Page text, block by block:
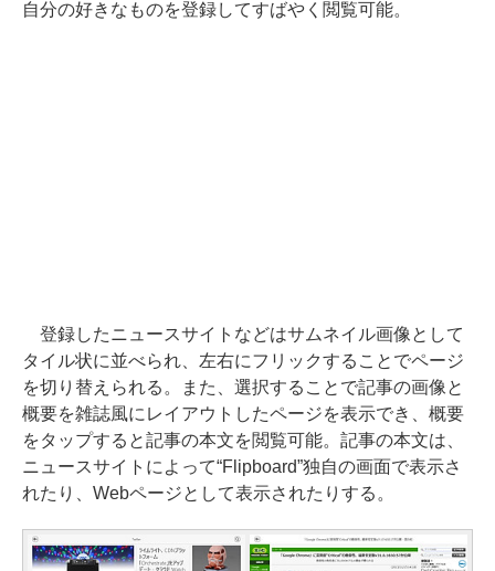
自分の好きなものを登録してすばやく閲覧可能。
登録したニュースサイトなどはサムネイル画像として
タイル状に並べられ、左右にフリックすることでページ
を切り替えられる。また、選択することで記事の画像と
概要を雑誌風にレイアウトしたページを表示でき、概要
をタップすると記事の本文を閲覧可能。記事の本文は、
ニュースサイトによって“Flipboard”独自の画面で表示さ
れたり、Webページとして表示されたりする。